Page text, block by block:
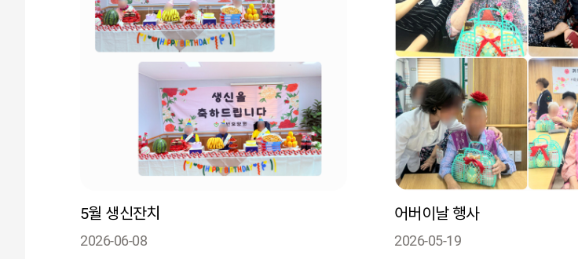
5월 생신잔치
2026-06-08
어버이날 행사
2026-05-19